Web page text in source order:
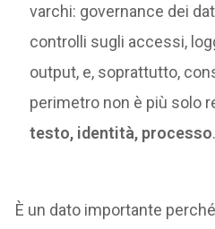
varchi: governance dei
controlli sugli accessi,
output, e, soprattutto,
perimetro non è più solo
testo, identità, processo.
È un dato importante